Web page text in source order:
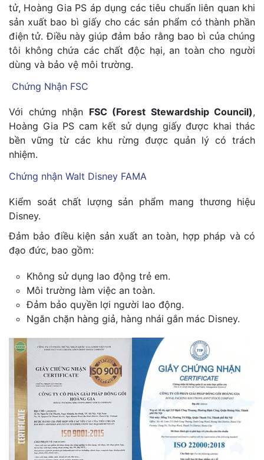
tử, Hoàng Gia PS áp dụng các tiêu chuẩn liên quan khi
sản xuất bao bì giấy cho các sản phẩm có thành phần
điện tử. Điều này giúp đảm bảo rằng bao bì của chúng
tôi không chứa các chất độc hại, an toàn cho người
dùng và bảo vệ môi trường.
Chứng Nhận FSC
Với chứng nhận FSC (Forest Stewardship Council),
Hoàng Gia PS cam kết sử dụng giấy được khai thác
bền vững từ các khu rừng được quản lý có trách
nhiệm.
Chứng nhận Walt Disney FAMA
Kiểm soát chất lượng sản phẩm mang thương hiệu
Disney.
Đảm bảo điều kiện sản xuất an toàn, hợp pháp và có
đạo đức, bao gồm:
Không sử dụng lao động trẻ em.
Môi trường làm việc an toàn.
Đảm bảo quyền lợi người lao động.
Ngăn chặn hàng giả, hàng nhái gắn mác Disney.